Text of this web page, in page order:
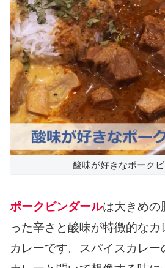
酸味が好きなポーク
ポークビンダールは大きめの
った辛さと酸味が特徴的な
カレーです。スパイスカレ